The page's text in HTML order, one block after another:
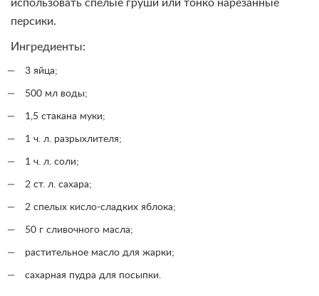
использовать спелые груши или тонко нарезанные
персики.
Ингредиенты:
3 яйца;
500 мл воды;
1,5 стакана муки;
1 ч. л. разрыхлителя;
1 ч. л. соли;
2 ст. л. сахара;
2 спелых кисло-сладких яблока;
50 г сливочного масла;
растительное масло для жарки;
сахарная пудра для посыпки.